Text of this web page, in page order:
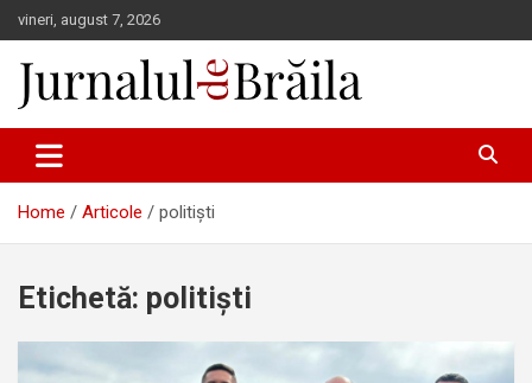
Skip
to
content
vineri, august 7, 2026
Jurnalul de Brăila
Home Articole politiști
Etichetă: politiști